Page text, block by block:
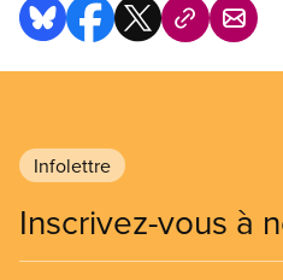
Infolettre
Inscrivez-vous à